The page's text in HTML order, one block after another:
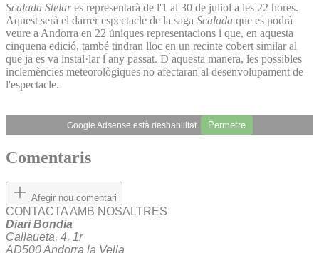
Scalada Stelares representarà de l'1 al 30 de juliol a les 22 hores.
Aquest serà el darrer espectacle de la saga Scalada que es podrà
veure a Andorra en 22 úniques representacions i que, en aquesta
cinquena edició, també tindran lloc en un recinte cobert similar al
que ja es va instal·lar l ́any passat. D ́aquesta manera, les possibles
inclemències meteorològiques no afectaran al desenvolupament de
l'espectacle.
Google Adsense està deshabilitat. Permetre
Comentaris
Afegir nou comentari
CONTACTA AMB NOSALTRES
Diari Bondia
Callaueta, 4, 1r
AD500 Andorra la Vella